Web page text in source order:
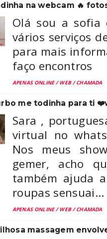
na webcam 🔥
Olá sou a sofia
vários serviços
para mais
faço encontros
APENAS ONLINE / WEB / CHAMADA
masturbo me
Sara ,
virtual no
Nos meus
gemer, acho
também ajuda
roupas sensuai...
APENAS ONLINE / WEB / CHAMADA
massagem